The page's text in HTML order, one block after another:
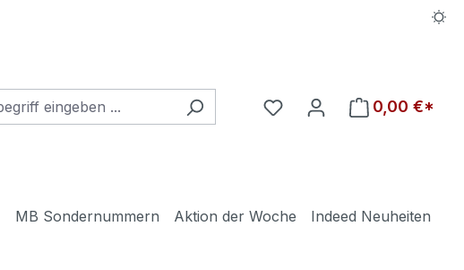
Du hast 0 Produkte auf
0,00 €*
MB Sondernummern Aktion der Woche
Indeed Neuheiten